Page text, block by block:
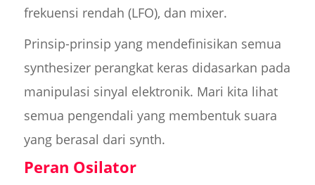
frekuensi rendah (LFO), dan mixer.
Prinsip-prinsip yang mendefinisikan semua
synthesizer perangkat keras didasarkan pada
manipulasi sinyal elektronik. Mari kita lihat
semua pengendali yang membentuk suara
yang berasal dari synth.
Peran Osilator